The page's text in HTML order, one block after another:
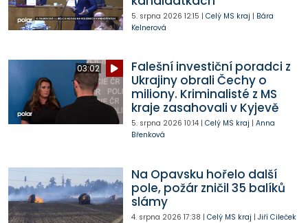
5. srpna 2026 12:15 | Celý MS kraj | Bára
Kelnerová
03:02
Falešní investiční poradci z
Ukrajiny obrali Čechy o
miliony. Kriminalisté z MS
kraje zasahovali v Kyjevě
5. srpna 2026 10:14| Celý MS kraj | Anna
Břenková
Na Opavsku hořelo další
pole, požár zničil 35 balíků
slámy
4. srpna 2026 17:38 | Celý MS kraj | Jiří Cileček